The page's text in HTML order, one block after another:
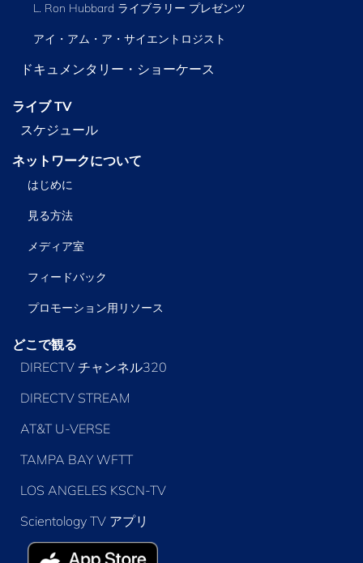
L. Ron Hubbard ライブラリー プレゼンツ
アイ・アム・ア・サイエントロジスト
ドキュメンタリー・ショーケース
ライブ TV
スケジュール
ネットワークについて
はじめに
見る方法
メディア室
フィードバック
プロモーション用リソース
どこで観る
DIRECTV チャンネル320
DIRECTV STREAM
AT&T U-VERSE
TAMPA BAY WFTT
LOS ANGELES KSCN-TV
Scientology TV アプリ